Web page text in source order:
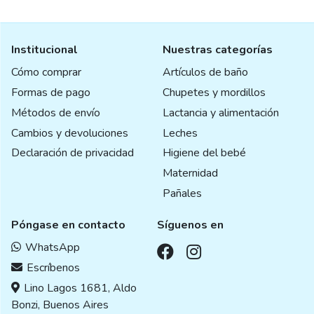
Institucional
Cómo comprar
Formas de pago
Métodos de envío
Cambios y devoluciones
Declaración de privacidad
Nuestras categorías
Artículos de baño
Chupetes y mordillos
Lactancia y alimentación
Leches
Higiene del bebé
Maternidad
Pañales
Póngase en contacto
WhatsApp
Escríbenos
Lino Lagos 1681, Aldo
Bonzi, Buenos Aires
Síguenos en